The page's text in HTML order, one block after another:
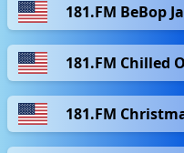
181.FM BeBop
181.FM Chilled
181.FM